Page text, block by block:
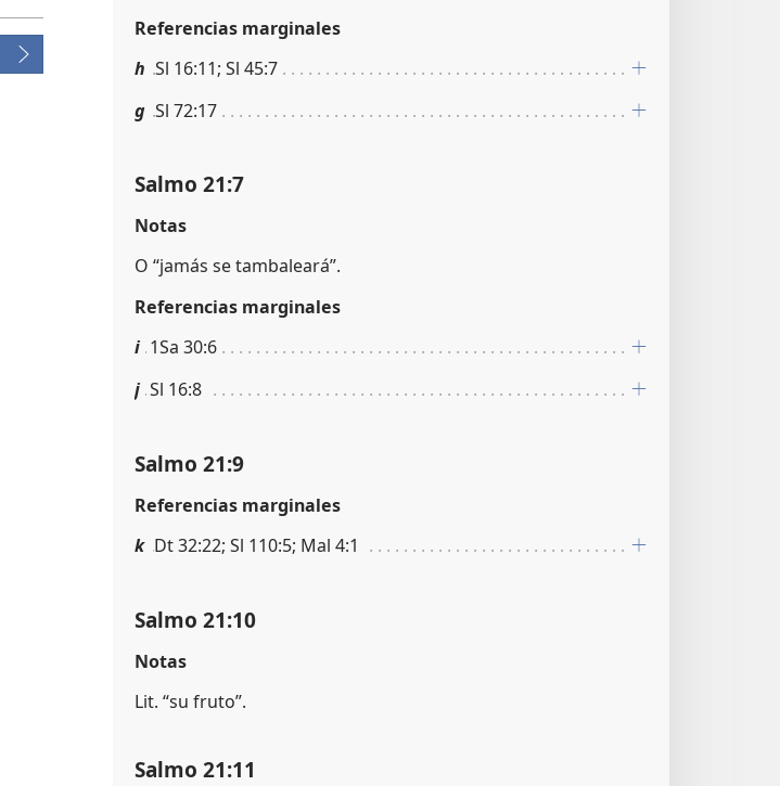
Referencias marginales
h Sl 16:11; Sl 45:7
g Sl 72:17
Salmo 21:7
Notas
O “jamás se tambaleará”.
Referencias marginales
i 1Sa 30:6
j Sl 16:8
Salmo 21:9
Referencias marginales
k Dt 32:22; Sl 110:5; Mal 4:1
Salmo 21:10
Notas
Lit. “su fruto”.
Salmo 21:11